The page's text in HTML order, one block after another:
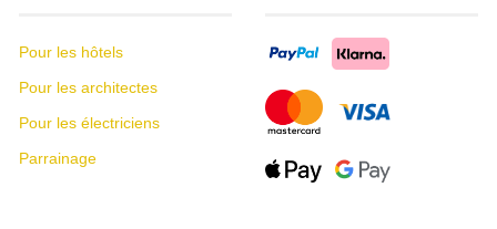
Pour les hôtels
Pour les architectes
Pour les électriciens
Parrainage